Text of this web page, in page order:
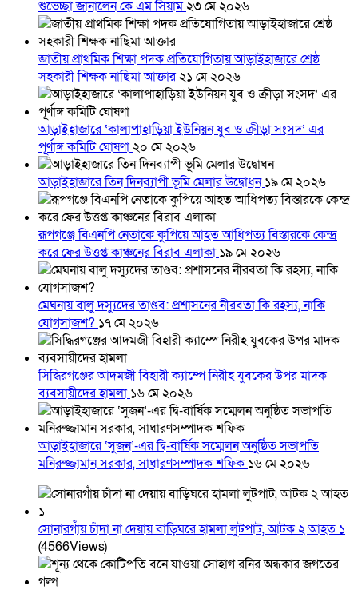
শুভেচ্ছা জানালেন কে এম সিয়াম২৩ মে ২০২৬
জাতীয় প্রাথমিক শিক্ষা পদক প্রতিযোগিতায় আড়াইহাজারে শ্রেষ্ঠ
সহকারী শিক্ষক নাছিমা আক্তার২১ মে ২০২৬
আড়াইহাজারে ‘কালাপাহাড়িয়া ইউনিয়ন যুব ও ক্রীড়া সংসদ’ এর
পূর্ণাঙ্গ কমিটি ঘোষণা২০ মে ২০২৬
আড়াইহাজারে তিন দিনব্যাপী ভূমি মেলার উদ্বোধন১৯ মে ২০২৬
রূপগঞ্জে বিএনপি নেতাকে কুপিয়ে আহত আধিপত্য বিস্তারকে কেন্দ্র
করে ফের উত্তপ্ত কাঞ্চনের বিরাব এলাকা ১৯ মে ২০২৬
মেঘনায় বালু দস্যুদের তাণ্ডব: প্রশাসনের নীরবতা কি রহস্য, নাকি
যোগসাজশ? ১৭ মে ২০২৬
সিদ্ধিরগঞ্জের আদমজী বিহারী ক্যাম্পে নিরীহ যুবকের উপর মাদক
ব্যবসায়ীদের হামলা ১৬ মে ২০২৬
আড়াইহাজারে ‘সুজন’-এর দ্বি-বার্ষিক সম্মেলন অনুষ্ঠিত সভাপতি
মনিরুজ্জামান সরকার, সাধারণসম্পাদক শফিক ১৬ মে ২০২৬
সোনারগাঁয় চাঁদা না দেয়ায় বাড়িঘরে হামলা লুটপাট, আটক ২ আহত ১
(4566Views)